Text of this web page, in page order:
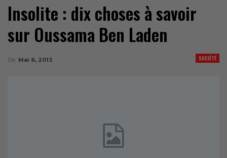
Insolite : dix choses à savoir
sur Oussama Ben Laden
SOCIÉTÉ
On Mai 6, 2013